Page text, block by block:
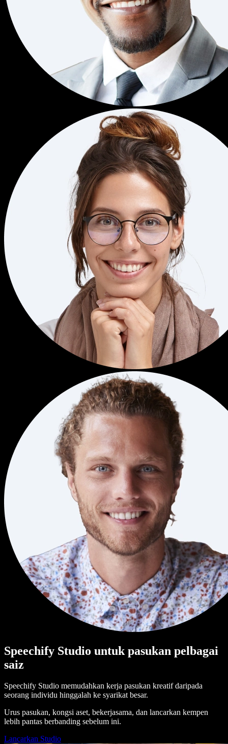
Speechify Studio untuk pasukan pelbagai
saiz
Speechify Studio memudahkan kerja pasukan kreatif daripada
seorang individu hinggalah ke syarikat besar.
Urus pasukan, kongsi aset, bekerjasama, dan lancarkan kempen
lebih pantas berbanding sebelum ini.
Lancarkan Studio